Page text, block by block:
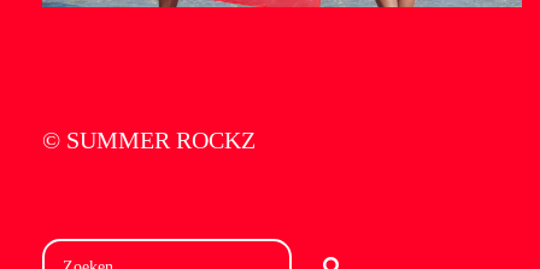
© SUMMER ROCKZ